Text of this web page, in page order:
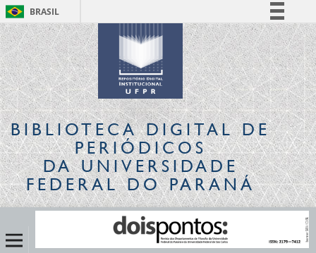
BRASIL
Simplifique!
Comunica BR
Participe
Acesso à informação
Legislação
Canais
BIBLIOTECA DIGITALDE
PERIÓDICOS
DA UNIVERSIDADE
FEDERAL DO PARANÁ